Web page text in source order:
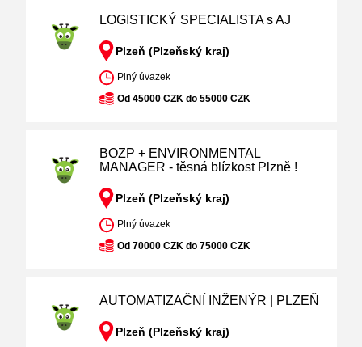
LOGISTICKÝ SPECIALISTA s AJ
Plzeň (Plzeňský kraj)
Plný úvazek
Od 45000 CZK do 55000 CZK
BOZP + ENVIRONMENTAL
MANAGER - těsná blízkost Plzně !
Plzeň (Plzeňský kraj)
Plný úvazek
Od 70000 CZK do 75000 CZK
AUTOMATIZAČNÍ INŽENÝR | PLZEŇ
Plzeň (Plzeňský kraj)